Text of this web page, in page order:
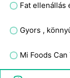
Fat ellenállás
Gyors ,
Mi Foods